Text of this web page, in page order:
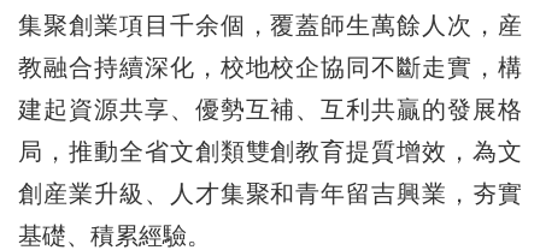
集聚創業項目千余個，覆蓋師生萬餘人次，産
教融合持續深化，校地校企協同不斷走實，構
建起資源共享、優勢互補、互利共贏的發展格
局，推動全省文創類雙創教育提質增效，為文
創産業升級、人才集聚和青年留吉興業，夯實
基礎、積累經驗。